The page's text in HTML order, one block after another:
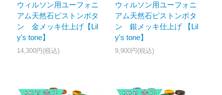
ウィルソン用ユーフォニ
アム天然石ピストンボタ
ン 金メッキ仕上げ【Lil
y's tone】
14,300円(税込)
ウィルソン用ユーフォニ
アム天然石ピストンボタ
ン 銀メッキ仕上げ 【Lil
y's tone】
9,900円(税込)